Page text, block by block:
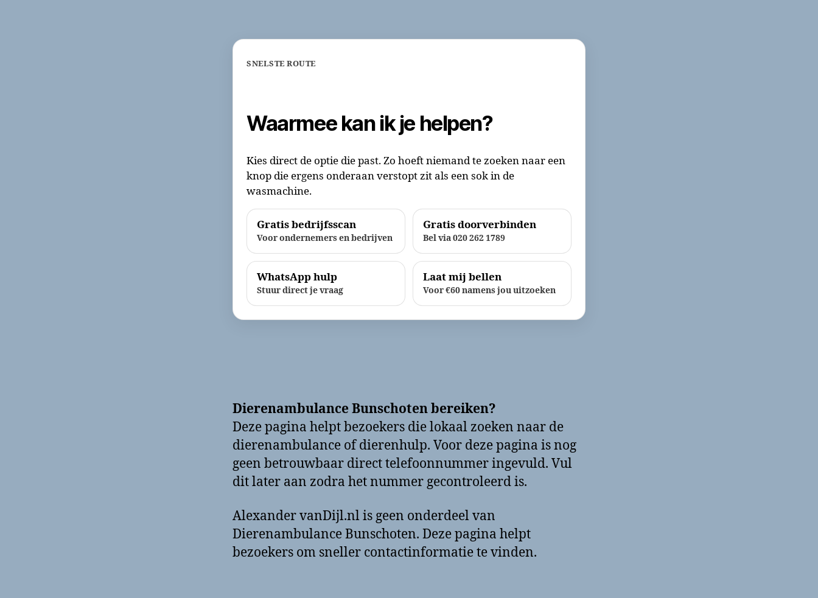
SNELSTE ROUTE
Waarmee kan ik je helpen?
Kies direct de optie die past. Zo hoeft niemand te zoeken naar een
knop die ergens onderaan verstopt zit als een sok in de
wasmachine.
Gratis bedrijfsscan
Voor ondernemers en bedrijven
Gratis doorverbinden
Bel via 020 262 1789
WhatsApp hulp
Stuur direct je vraag
Laat mij bellen
Voor €60 namens jou uitzoeken
Dierenambulance Bunschoten bereiken?
Deze pagina helpt bezoekers die lokaal zoeken naar de
dierenambulance of dierenhulp. Voor deze pagina is nog
geen betrouwbaar direct telefoonnummer ingevuld. Vul
dit later aan zodra het nummer gecontroleerd is.
Alexander vanDijl.nl is geen onderdeel van
Dierenambulance Bunschoten. Deze pagina helpt
bezoekers om sneller contactinformatie te vinden.